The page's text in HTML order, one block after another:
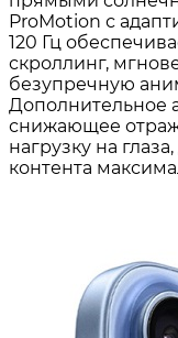
ProMotion с
120 Гц
скроллинг,
безупречную
Дополнительное
снижающее
нагрузку на
контента